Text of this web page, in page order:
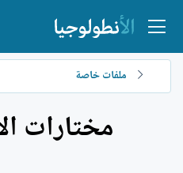
ملفات خاصة
مختارات